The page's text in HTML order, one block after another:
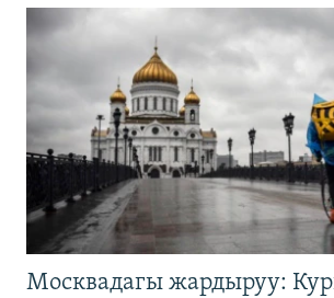
Москвадагы жардыруу: